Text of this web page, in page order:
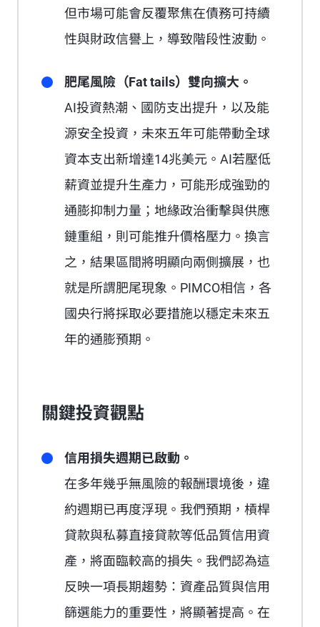
但市場可能會反覆聚焦在債務可持續
性與財政信譽上，導致階段性波動。
肥尾風險（Fat tails）雙向擴大。
AI投資熱潮、國防支出提升，以及能
源安全投資，未來五年可能帶動全球
資本支出新增達14兆美元。AI若壓低
薪資並提升生產力，可能形成強勁的
通膨抑制力量；地緣政治衝擊與供應
鏈重組，則可能推升價格壓力。換言
之，結果區間將明顯向兩側擴展，也
就是所謂肥尾現象。PIMCO相信，各
國央行將採取必要措施以穩定未來五
年的通膨預期。
關鍵投資觀點
信用損失週期已啟動。
在多年幾乎無風險的報酬環境後，違
約週期已再度浮現。我們預期，槓桿
貸款與私募直接貸款等低品質信用資
產，將面臨較高的損失。我們認為這
反映一項長期趨勢：資產品質與信用
篩選能力的重要性，將顯著提高。在